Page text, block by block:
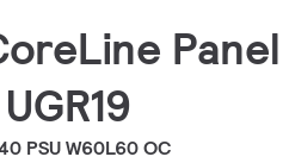
PSU W60L60 OC